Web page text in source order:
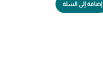
إضافة إلى السلة